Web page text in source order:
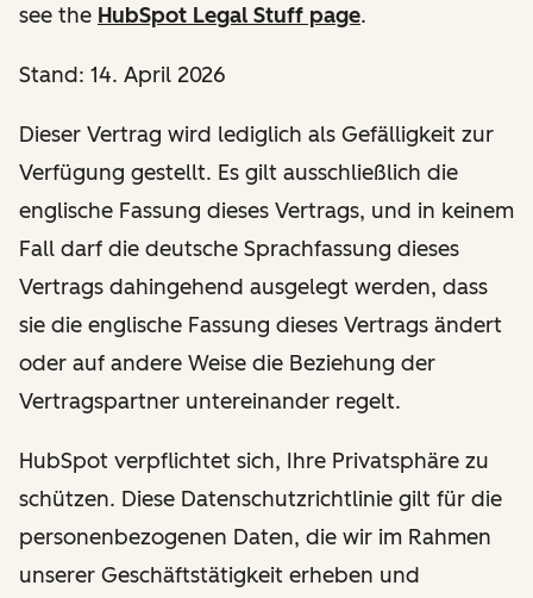
see the HubSpot Legal Stuff page.
Stand: 14. April 2026
Dieser Vertrag wird lediglich als Gefälligkeit zur
Verfügung gestellt. Es gilt ausschließlich die
englische Fassung dieses Vertrags, und in keinem
Fall darf die deutsche Sprachfassung dieses
Vertrags dahingehend ausgelegt werden, dass
sie die englische Fassung dieses Vertrags ändert
oder auf andere Weise die Beziehung der
Vertragspartner untereinander regelt.
HubSpot verpflichtet sich, Ihre Privatsphäre zu
schützen. Diese Datenschutzrichtlinie gilt für die
personenbezogenen Daten, die wir im Rahmen
unserer Geschäftstätigkeit erheben und